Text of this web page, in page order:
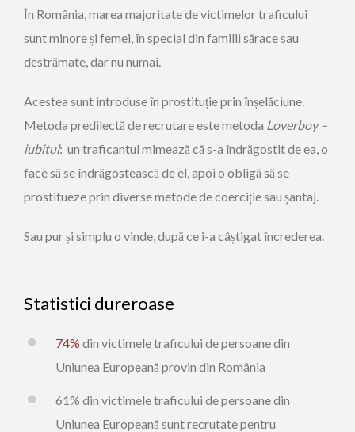
În România, marea majoritate de victimelor traficului
sunt minore și femei, în special din familii sărace sau
destrămate, dar nu numai.
Acestea sunt introduse în prostituție prin înșelăciune.
Metoda predilectă de recrutare este metoda Loverboy –
iubitul: un traficantul mimează că s-a îndrăgostit de ea, o
face să se îndrăgostească de el, apoi o obligă să se
prostitueze prin diverse metode de coerciție sau șantaj.
Sau pur și simplu o vinde, după ce i-a câștigat încrederea.
Statistici dureroase
74% din victimele traficului de persoane din
Uniunea Europeană provin din România
61% din victimele traficului de persoane din
Uniunea Europeană sunt recrutate pentru